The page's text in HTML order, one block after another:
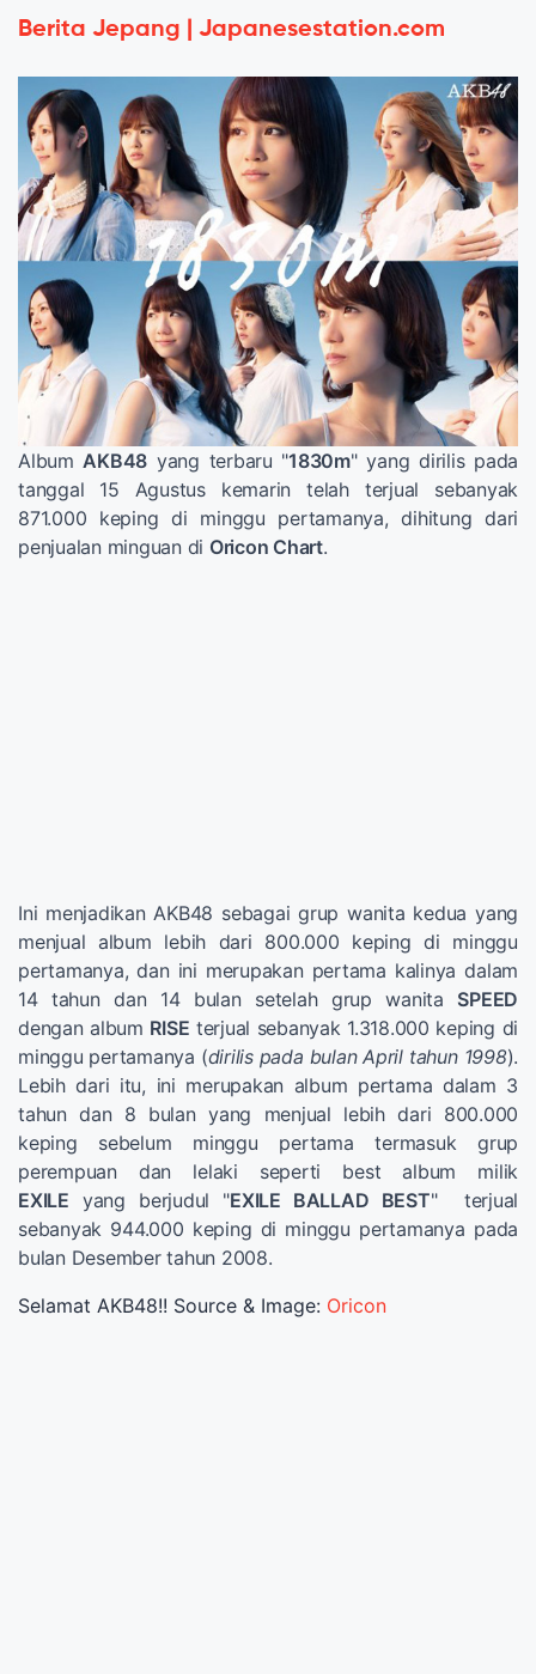
Berita Jepang | Japanesestation.com
Album AKB48 yang terbaru "1830m" yang dirilis pada
tanggal 15 Agustus kemarin telah terjual sebanyak
871.000 keping di minggu pertamanya, dihitung dari
penjualan minguan di Oricon Chart.
Ini menjadikan AKB48 sebagai grup wanita kedua yang
menjual album lebih dari 800.000 keping di minggu
pertamanya, dan ini merupakan pertama kalinya dalam
14 tahun dan 14 bulan setelah grup wanita SPEED
dengan album RISE terjual sebanyak 1.318.000 keping di
minggu pertamanya (dirilis pada bulan April tahun 1998).
Lebih dari itu, ini merupakan album pertama dalam 3
tahun dan 8 bulan yang menjual lebih dari 800.000
keping sebelum minggu pertama termasuk grup
perempuan dan lelaki seperti best album milik
EXILE yang berjudul "EXILE BALLAD BEST" terjual
sebanyak 944.000 keping di minggu pertamanya pada
bulan Desember tahun 2008.
Selamat AKB48!! Source & Image: Oricon